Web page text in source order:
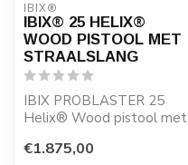
IBIX®
IBIX® 25 HELIX®
WOOD PISTOOL MET
STRAALSLANG
IBIX PROBLASTER 25
Helix® Wood pistool met
€1.875,00